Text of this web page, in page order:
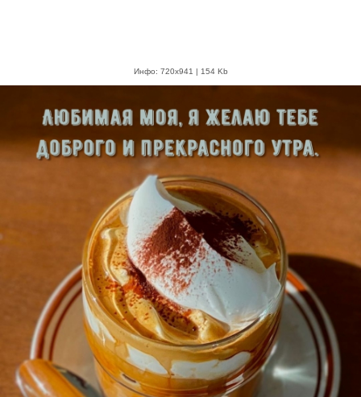
Инфо: 720х941 | 154 Kb